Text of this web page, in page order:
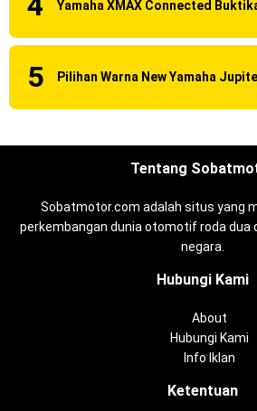
Pilihan Warna New Yamaha
Tentang
Sobatmotor.com adalah situs yang
perkembangan dunia otomotif roda dua
negara.
Hubungi Kami
About
Hubungi Kami
Info Iklan
Ketentuan